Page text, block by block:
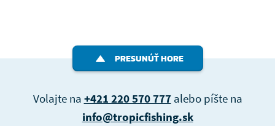
PRESUNÚŤ HORE
Volajte na +421 220 570 777alebo píšte na
info@tropicfishing.sk